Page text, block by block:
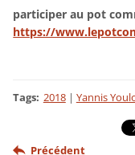
participer au pot
https://
Tags: 2018 | Yannis
Précédent